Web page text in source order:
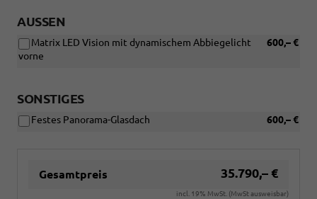
AUSSEN
600,– €
Matrix LED Vision mit dynamischem Abbiegelicht
vorne
SONSTIGES
600,– €
Festes Panorama-Glasdach
Gesamtpreis 35.790,– €
incl. 19% MwSt. (MwSt ausweisbar)